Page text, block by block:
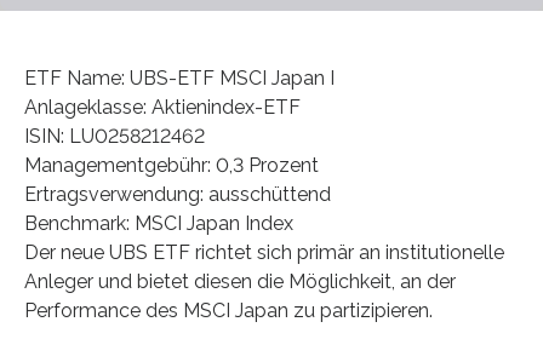
ETF Name: UBS-ETF MSCI Japan I
Anlageklasse: Aktienindex-ETF
ISIN: LU0258212462
Managementgebühr: 0,3 Prozent
Ertragsverwendung: ausschüttend
Benchmark: MSCI Japan Index
Der neue UBS ETF richtet sich primär an institutionelle
Anleger und bietet diesen die Möglichkeit, an der
Performance des MSCI Japan zu partizipieren.